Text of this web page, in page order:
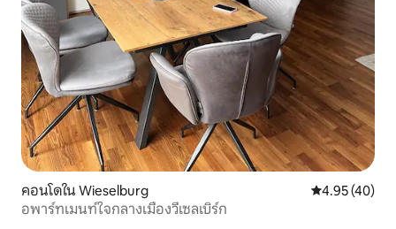
คอนโดใน Wieselburg คะแนนเฉลี่ย
4.95 (40)
อพาร์ทเมนท์ใจกลางเมืองวีเซลเบิร์ก